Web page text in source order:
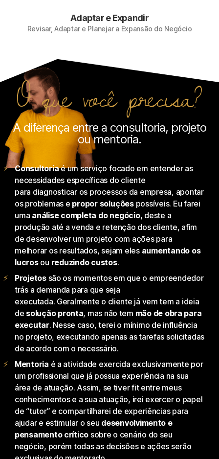
Adaptar e Expandir
Revisar, Adaptar e Planejar a Expansão do Negócio
O que você precisa?
A diferença entre a consultoria, projeto
ou mentoria.
Consultoriaé um serviço focado em entender as
necessidades específicas do cliente
para diagnosticar os processos da empresa, apontar
os problemas e propor soluçõespossíveis. Eu farei
uma análise completa do negócio, deste a
produção até a venda e retenção dos cliente, afim
de desenvolver um projeto com ações para
melhorar os resultados, sejam eles aumentando os
lucrosou reduzindo custos.
Projetos são os momentos em que o empreendedor
trás a demanda para que seja
executada. Geralmente o cliente já vem tem a ideia
de solução pronta, mas não tem mão de obra para
executar. Nesse caso, terei o mínimo de influência
no projeto, executando apenas as tarefas solicitadas
de acordo com o necessário.
Mentoria é a atividade exercida exclusivamente por
um profissional que já possua experiência na sua
área de atuação. Assim, se tiver fit entre meus
conhecimentos e a sua atuação, irei exercer o papel
de “tutor” e compartilharei de experiências para
ajudar e estimular o seu desenvolvimento e
pensamento crítico sobre o cenário do seu
negócio, porém todas as decisões e ações serão